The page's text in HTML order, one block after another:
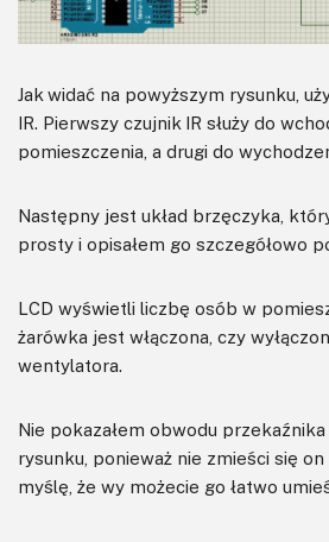
Jak widać na powyższym rysunku,
IR. Pierwszy czujnik IR służy do
pomieszczenia, a drugi do
Następny jest układ brzęczyka,
prosty i opisałem go szczegółowo
LCD wyświetli liczbę osób w
żarówka jest włączona, czy
wentylatora.
Nie pokazałem obwodu
rysunku, ponieważ nie zmieści się
myślę, że wy możecie go łatwo